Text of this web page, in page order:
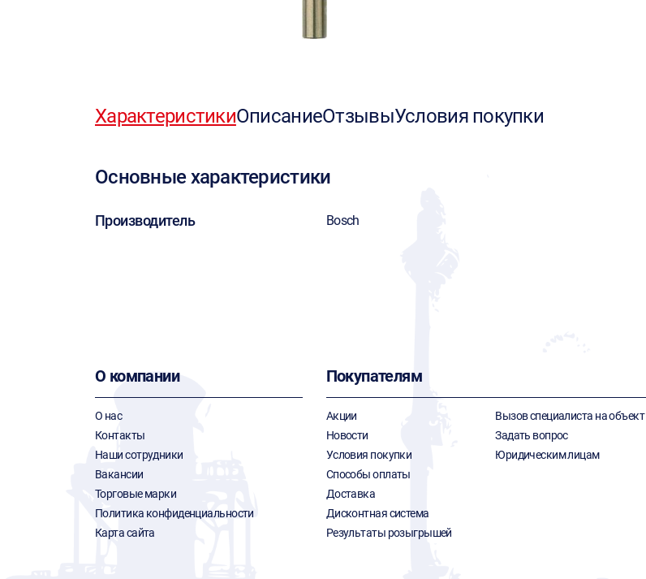
ХарактеристикиОписаниеОтзывыУсловия покупки
Основные характеристики
Производитель Bosch
О компании
О нас
Контакты
Наши сотрудники
Вакансии
Торговые марки
Политика конфиденциальности
Карта сайта
Покупателям
Акции
Новости
Условия покупки
Способы оплаты
Доставка
Дисконтная система
Результаты розыгрышей
Вызов специалиста на объект
Задать вопрос
Юридическим лицам